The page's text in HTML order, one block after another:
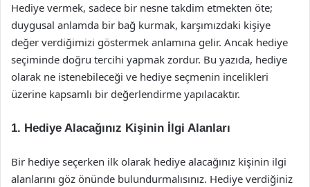
Hediye vermek, sadece bir nesne takdim etmekten öte;
duygusal anlamda bir bağ kurmak, karşımızdaki kişiye
değer verdiğimizi göstermek anlamına gelir. Ancak hediye
seçiminde doğru tercihi yapmak zordur. Bu yazıda, hediye
olarak ne istenebileceği ve hediye seçmenin incelikleri
üzerine kapsamlı bir değerlendirme yapılacaktır.
1. Hediye Alacağınız Kişinin İlgi Alanları
Bir hediye seçerken ilk olarak hediye alacağınız kişinin ilgi
alanlarını göz önünde bulundurmalısınız. Hediye verdiğiniz